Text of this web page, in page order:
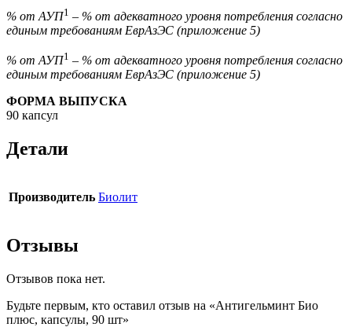
% от АУП1 – % от адекватного уровня потребления согласно
единым требованиям ЕврАзЭС (приложение 5)
% от АУП1 – % от адекватного уровня потребления согласно
единым требованиям ЕврАзЭС (приложение 5)
ФОРМА ВЫПУСКА
90 капсул
Детали
Производитель Биолит
Отзывы
Отзывов пока нет.
Будьте первым, кто оставил отзыв на «Антигельминт Био
плюс, капсулы, 90 шт»